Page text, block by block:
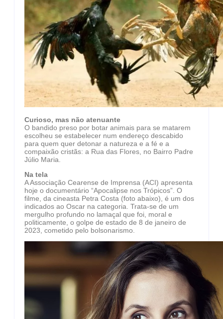
Curioso, mas não atenuante
O bandido preso por botar animais para se matarem
escolheu se estabelecer num endereço descabido
para quem quer detonar a natureza e a fé e a
compaixão cristãs: a Rua das Flores, no Bairro Padre
Júlio Maria.
Na tela
A Associação Cearense de Imprensa (ACI) apresenta
hoje o documentário “Apocalipse nos Trópicos”. O
filme, da cineasta Petra Costa (foto abaixo), é um dos
indicados ao Oscar na categoria. Trata-se de um
mergulho profundo no lamaçal que foi, moral e
politicamente, o golpe de estado de 8 de janeiro de
2023, cometido pelo bolsonarismo.